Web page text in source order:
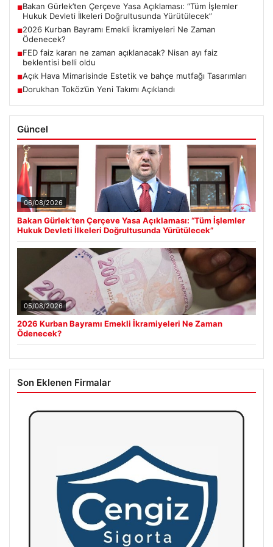
■Bakan Gürlek’ten Çerçeve Yasa Açıklaması: “Tüm İşlemler
Hukuk Devleti İlkeleri Doğrultusunda Yürütülecek”
■2026 Kurban Bayramı Emekli İkramiyeleri Ne Zaman
Ödenecek?
■FED faiz kararı ne zaman açıklanacak? Nisan ayı faiz
beklentisi belli oldu
■Açık Hava Mimarisinde Estetik ve bahçe mutfağı Tasarımları
■Dorukhan Toköz’ün Yeni Takımı Açıklandı
Güncel
06/08/2026
Bakan Gürlek’ten Çerçeve Yasa Açıklaması: “Tüm İşlemler
Hukuk Devleti İlkeleri Doğrultusunda Yürütülecek”
05/08/2026
2026 Kurban Bayramı Emekli İkramiyeleri Ne Zaman
Ödenecek?
Son Eklenen Firmalar